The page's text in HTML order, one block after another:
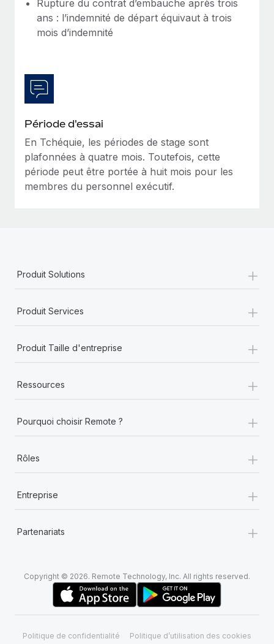
Rupture du contrat d’embauche après trois
ans : l’indemnité de départ équivaut à trois
mois d’indemnité
Période d'essai
En Tchéquie, les périodes de stage sont
plafonnées à quatre mois. Toutefois, cette
période peut être portée à huit mois pour les
membres du personnel exécutif.
Produit Solutions +
Produit Services +
Produit Taille d'entreprise +
Ressources +
Pourquoi choisir Remote ? +
Rôles +
Entreprise +
Partenariats +
Copyright © 2026. Remote Technology, Inc. All rights reserved.
Politique de confidentialité Politique d’utilisation des cookies